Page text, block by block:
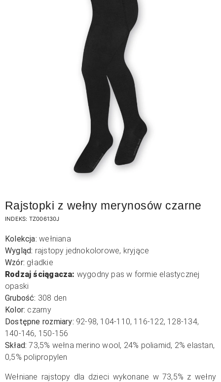
Rajstopki z wełny merynosów czarne
INDEKS: TZ006130J
Kolekcja: wełniana
Wygląd: rajstopy jednokolorowe, kryjące
Wzór: gładkie
Rodzaj ściągacza: wygodny pas w formie elastycznej
opaski
Grubość: 308 den
Kolor: czarny
Dostępne rozmiary: 92-98, 104-110, 116-122, 128-134,
140-146, 150-156
Skład: 73,5% wełna merino wool, 24% poliamid, 2% elastan,
0,5% polipropylen
Wełniane rajstopy dla dzieci wykonane w 73,5% z wełny